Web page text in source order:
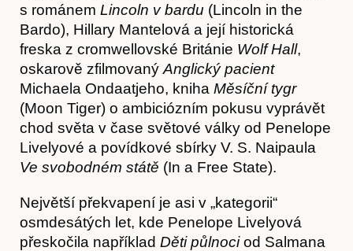
Hostcast
Akce
s románem Lincoln v bardu (Lincoln in the
Bardo), Hillary Mantelová a její historická
freska z cromwellovské Británie Wolf Hall,
oskarově zfilmovaný Anglický pacient
Michaela Ondaatjeho, kniha Měsíční tygr
(Moon Tiger) o ambiciózním pokusu vyprávět
chod světa v čase světové války od Penelope
Livelyové a povídkové sbírky V. S. Naipaula
Ve svobodném státě (In a Free State).
Největší překvapení je asi v „kategorii“
osmdesátých let, kde Penelope Livelyová
přeskočila například Děti půlnociod Salmana